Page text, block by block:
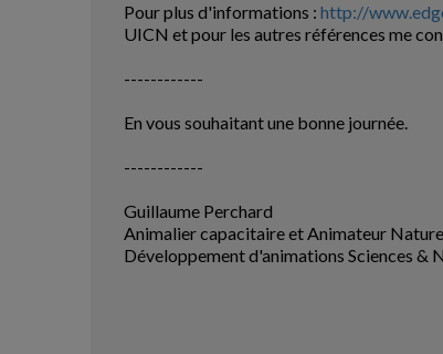
Pour plus d'informations : http://
UICN et pour les autres références me
------------
En vous souhaitant une bonne journée.
------------
Guillaume Perchard
Animalier capacitaire et Animateur
Développement d'animations Sciences &